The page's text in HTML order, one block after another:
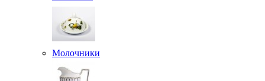
Молочники